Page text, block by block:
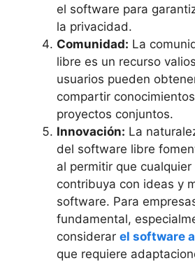
el software para
la privacidad.
Comunidad: La
libre es un recurso
usuarios pueden
compartir
proyectos conjuntos.
Innovación: La
del software libre
al permitir que cualquier
contribuya con ideas y
software. Para
fundamental,
considerar el software
que requiere